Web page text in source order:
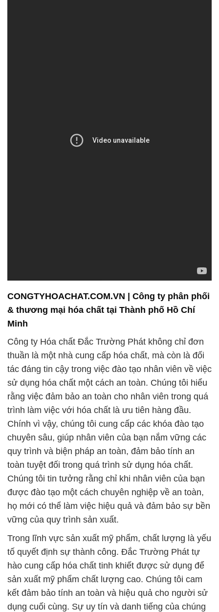
CONGTYHOACHAT.COM.VN | Công ty phân phối
& thương mại hóa chất tại Thành phố Hồ Chí
Minh
Công ty Hóa chất Đắc Trường Phát không chỉ đơn
thuần là một nhà cung cấp hóa chất, mà còn là đối
tác đáng tin cậy trong việc đào tạo nhân viên về việc
sử dụng hóa chất một cách an toàn. Chúng tôi hiểu
rằng việc đảm bảo an toàn cho nhân viên trong quá
trình làm việc với hóa chất là ưu tiên hàng đầu.
Chính vì vậy, chúng tôi cung cấp các khóa đào tạo
chuyên sâu, giúp nhân viên của bạn nắm vững các
quy trình và biện pháp an toàn, đảm bảo tính an
toàn tuyệt đối trong quá trình sử dụng hóa chất.
Chúng tôi tin tưởng rằng chỉ khi nhân viên của bạn
được đào tạo một cách chuyên nghiệp về an toàn,
họ mới có thể làm việc hiệu quả và đảm bảo sự bền
vững của quy trình sản xuất.
Trong lĩnh vực sản xuất mỹ phẩm, chất lượng là yếu
tố quyết định sự thành công. Đắc Trường Phát tự
hào cung cấp hóa chất tinh khiết được sử dụng để
sản xuất mỹ phẩm chất lượng cao. Chúng tôi cam
kết đảm bảo tính an toàn và hiệu quả cho người sử
dụng cuối cùng. Sự uy tín và danh tiếng của chúng